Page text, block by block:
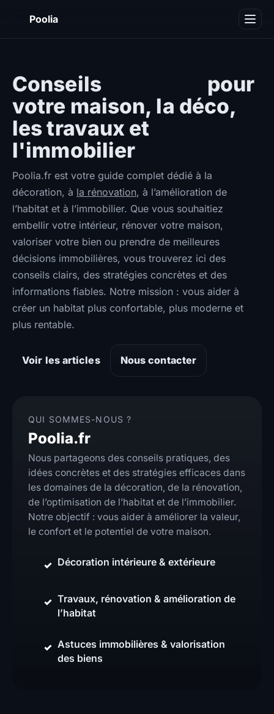
Poolia
Maison
Piscine
Divers
Conseils
pour
votre maison, la déco,
les travaux et
l'immobilier
Poolia.fr est votre guide complet dédié à la
décoration, à la rénovation, à l’amélioration de
l’habitat et à l’immobilier. Que vous souhaitiez
embellir votre intérieur, rénover votre maison,
valoriser votre bien ou prendre de meilleures
décisions immobilières, vous trouverez ici des
conseils clairs, des stratégies concrètes et des
informations fiables. Notre mission : vous aider à
créer un habitat plus confortable, plus moderne et
plus rentable.
Voir les articles Nous contacter
QUI SOMMES-NOUS ?
Poolia.fr
Nous partageons des conseils pratiques, des
idées concrètes et des stratégies efficaces dans
les domaines de la décoration, de la rénovation,
de l’optimisation de l’habitat et de l’immobilier.
Notre objectif : vous aider à améliorer la valeur,
le confort et le potentiel de votre maison.
Décoration intérieure & extérieure
Travaux, rénovation & amélioration de
l’habitat
Astuces immobilières & valorisation
des biens